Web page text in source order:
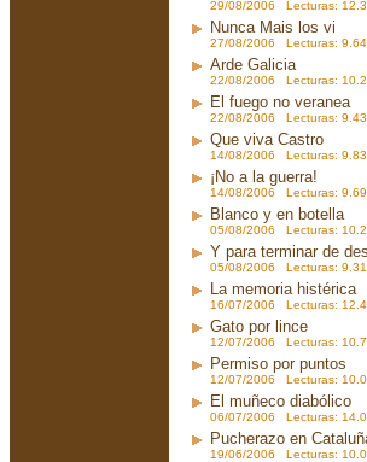
29/08/2006 Lecturas:
Nunca Mais los vi
27/08/2006 Lecturas:
Arde Galicia
22/08/2006 Lecturas:
El fuego no veranea
22/08/2006 Lecturas:
Que viva Castro
14/08/2006 Lecturas:
¡No a la guerra!
14/08/2006 Lecturas:
Blanco y en botella
05/08/2006 Lecturas:
Y para terminar de
05/08/2006 Lecturas:
La memoria histérica
16/07/2006 Lecturas:
Gato por lince
12/07/2006 Lecturas:
Permiso por puntos
12/07/2006 Lecturas:
El muñeco diabólico
06/07/2006 Lecturas:
Pucherazo en
19/06/2006 Lecturas: